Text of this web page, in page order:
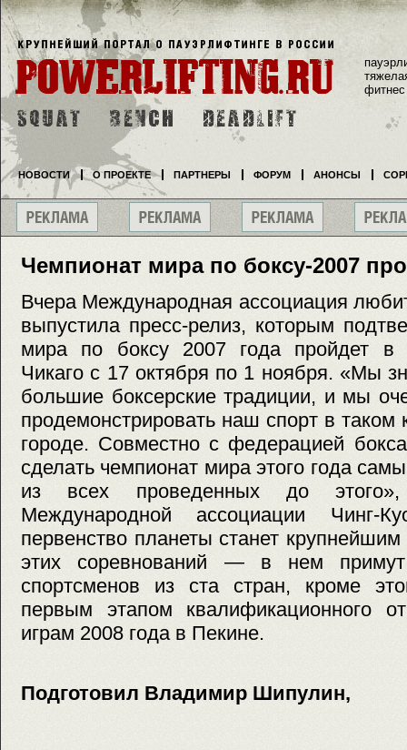
Чемпионат мира по боксу-2007
Вчера Международная ассоциация
выпустила пресс-релиз, которым
мира по боксу 2007 года пройдет в
Чикаго с 17 октября по 1 ноября. «Мы
большие боксерские традиции, и мы
продемонстрировать наш спорт в таком
городе. Совместно с федерацией
сделать чемпионат мира этого года
из всех проведенных до
Международной ассоциации Чинг-
первенство планеты станет
этих соревнований — в нем
спортсменов из ста стран, кроме
первым этапом квалификационного
играм 2008 года в Пекине.
Подготовил Владимир Шипулин,
фитнес
НОВОСТИ О ПРОЕКТЕ ПАРТНЕРЫ ФОРУМ АНОНСЫ